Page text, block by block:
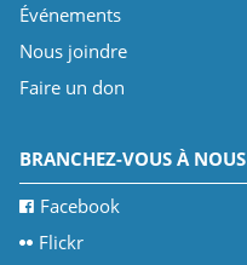
Événements
Nous joindre
Faire un don
BRANCHEZ-VOUS À NOUS
Facebook
Flickr